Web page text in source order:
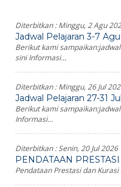
Diterbitkan :Minggu, 2 Agu
Jadwal Pelajaran 3-7
Berikut kami
sini Informasi...
Diterbitkan :Minggu, 26 Jul
Jadwal Pelajaran 27-31
Berikut kami
Informasi...
Diterbitkan :Senin, 20 Jul 2026
PENDATAAN PRESTASI
Pendataan Prestasi dan